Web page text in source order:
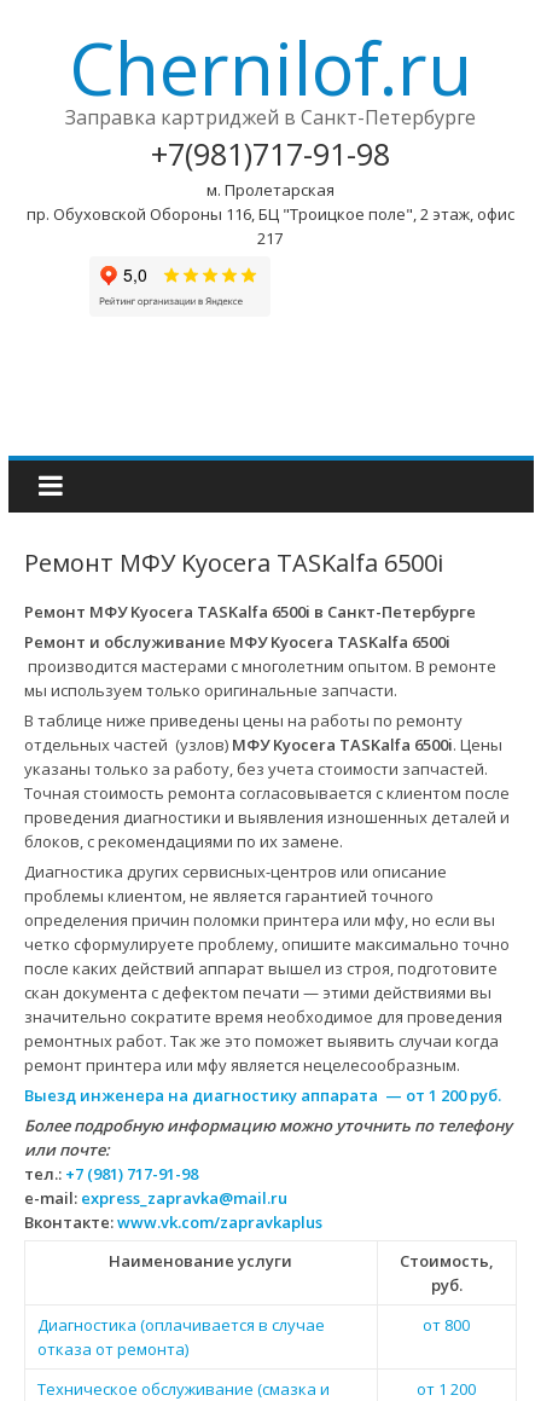
Chernilof.ru
Заправка картриджей в Санкт-Петербурге
+7(981)717-91-98
м. Пролетарская
пр. Обуховской Обороны 116, БЦ "Троицкое поле", 2 этаж, офис
217
Ремонт МФУ Kyocera TASKalfa 6500i
Ремонт МФУ Kyocera TASKalfa 6500i в Санкт-Петербурге
Ремонт и обслуживание МФУ Kyocera TASKalfa 6500i
производится мастерами с многолетним опытом. В ремонте
мы используем только оригинальные запчасти.
В таблице ниже приведены цены на работы по ремонту
отдельных частей (узлов) МФУ Kyocera TASKalfa 6500i. Цены
указаны только за работу, без учета стоимости запчастей.
Точная стоимость ремонта согласовывается с клиентом после
проведения диагностики и выявления изношенных деталей и
блоков, с рекомендациями по их замене.
Диагностика других сервисных-центров или описание
проблемы клиентом, не является гарантией точного
определения причин поломки принтера или мфу, но если вы
четко сформулируете проблему, опишите максимально точно
после каких действий аппарат вышел из строя, подготовите
скан документа с дефектом печати — этими действиями вы
значительно сократите время необходимое для проведения
ремонтных работ. Так же это поможет выявить случаи когда
ремонт принтера или мфу является нецелесообразным.
Выезд инженера на диагностику аппарата — от 1 200 руб.
Более подробную информацию можно уточнить по телефону
или почте:
тел.: +7 (981) 717-91-98
e-mail: express_zapravka@mail.ru
Вконтакте:www.vk.com/zapravkaplus
Наименование услуги
Стоимость,
руб.
Диагностика (оплачивается в случае
отказа от ремонта)
от 800
Техническое обслуживание (смазка и
от 1 200